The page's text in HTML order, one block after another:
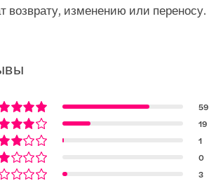
возврату, изменению или переносу.
59
19
1
0
3